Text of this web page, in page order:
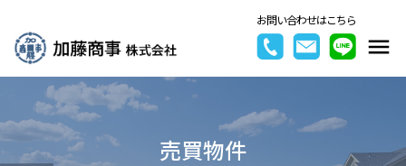
お問い合わせはこちら
売買物件